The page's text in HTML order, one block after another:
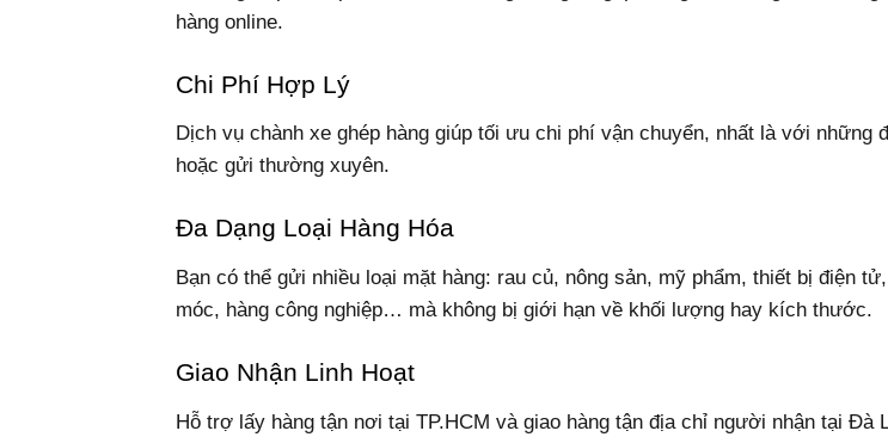
hàng online.
Chi Phí Hợp Lý
Dịch vụ chành xe ghép hàng giúp tối ưu chi phí vận chuyển, nhất là với những
hoặc gửi thường xuyên.
Đa Dạng Loại Hàng Hóa
Bạn có thể gửi nhiều loại mặt hàng: rau củ, nông sản, mỹ phẩm, thiết bị điện
móc, hàng công nghiệp… mà không bị giới hạn về khối lượng hay kích thước.
Giao Nhận Linh Hoạt
Hỗ trợ lấy hàng tận nơi tại TP.HCM và giao hàng tận địa chỉ người nhận tại Đà